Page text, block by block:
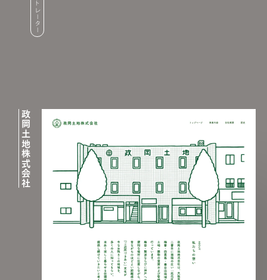
政岡土地株式会社